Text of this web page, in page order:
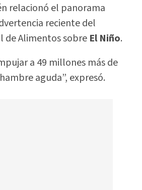
relacionó el panorama
reciente del
de Alimentos sobre El Niño.
a 49 millones más de
aguda”, expresó.